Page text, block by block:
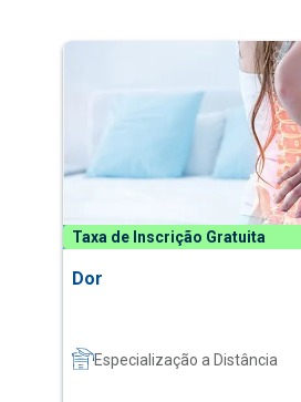
Taxa de Inscrição Gratuita
Dor
Especialização a Distância